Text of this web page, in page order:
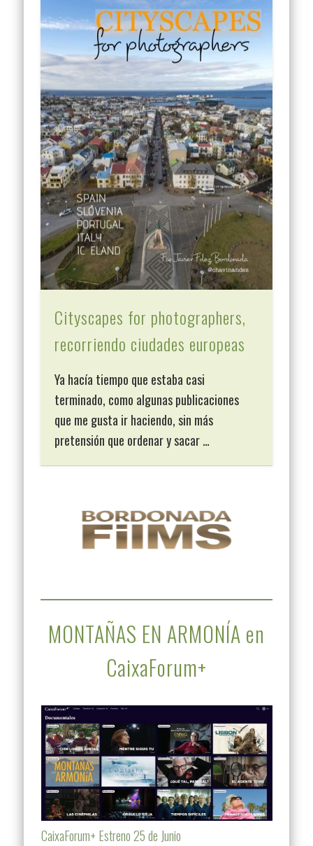
Cityscapes for photographers,
recorriendo ciudades europeas
Ya hacía tiempo que estaba casi
terminado, como algunas publicaciones
que me gusta ir haciendo, sin más
pretensión que ordenar y sacar …
MONTAÑAS EN ARMONÍA en
CaixaForum+
CaixaForum+ Estreno 25 de Junio